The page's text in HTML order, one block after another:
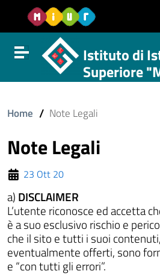
Vai al contenuto
Vail al menu di navigazione
Vai al footer
Attiva disattiva laIstituto di
Superiore
Home / Note Legali
Note Legali
23 Ott 20
a) DISCLAIMER
L’utente riconosce ed accetta
è a suo esclusivo rischio e
che il sito e tutti i suoi
eventualmente offerti, sono
e “con tutti gli errori”.